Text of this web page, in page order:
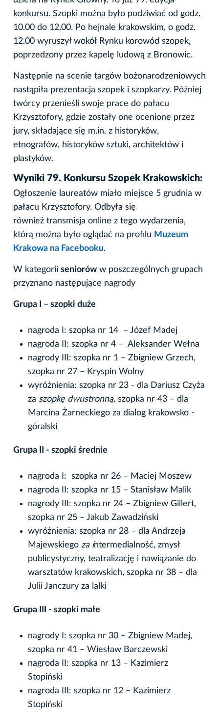
konkursu. Szopki można było podziwiać od godz.
10.00 do 12.00. Po hejnale krakowskim, o godz.
12.00 wyruszył wokół Rynku korowód szopek,
poprzedzony przez kapelę ludową z Bronowic.
Następnie na scenie targów bożonarodzeniowych
nastąpiła prezentacja szopek i szopkarzy. Później
twórcy przenieśli swoje prace do pałacu
Krzysztofory, gdzie zostały one ocenione przez
jury, składające się m.in. z historyków,
etnografów, historyków sztuki, architektów i
plastyków.
Wyniki 79. Konkursu Szopek Krakowskich:
Ogłoszenie laureatów miało miejsce 5 grudnia w
pałacu Krzysztofory. Odbyła się
również transmisja online z tego wydarzenia,
którą można było oglądać na profilu Muzeum
Krakowa na Facebooku.
W kategorii seniorów w poszczególnych grupach
przyznano następujące nagrody
Grupa I – szopki duże
nagroda I: szopka nr 14 – Józef Madej
nagroda II: szopka nr 4 – Aleksander Wełna
nagrody III: szopka nr 1 – Zbigniew Grzech,
szopka nr 27 – Kryspin Wolny
wyróżnienia: szopka nr 23 - dla Dariusz Czyża
za szopkę dwustronną, szopka nr 43 – dla
Marcina Żarneckiego za dialog krakowsko -
góralski
Grupa II - szopki średnie
nagroda I: szopka nr 26 – Maciej Moszew
nagroda II: szopka nr 15 – Stanisław Malik
nagrody III: szopka nr 24 – Zbigniew Gillert,
szopka nr 25 – Jakub Zawadziński
wyróżnienia: szopka nr 28 – dla Andrzeja
Majewskiego za intermedialność, zmysł
publicystyczny, teatralizację i nawiązanie do
warsztatów krakowskich, szopka nr 38 – dla
Julii Janczury za lalki
Grupa III - szopki małe
nagrody I: szopka nr 30 – Zbigniew Madej,
szopka nr 41 – Wiesław Barczewski
nagroda II: szopka nr 13 – Kazimierz
Stopiński
nagroda III: szopka nr 12 – Kazimierz
Stopiński